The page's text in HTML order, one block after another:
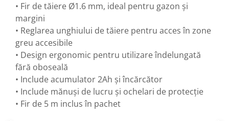
Fierăstrău circular
Flexuri
Mixere mortar
Motoare electrice
Pistoale de bătut cuie
Polizoare
Seturi aparate electrice
Testere electrice
• Fir de tăiere Ø1.6 mm, ideal pentru gazon și
margini
• Reglarea unghiului de tăiere pentru acces în zone
greu accesibile
• Design ergonomic pentru utilizare îndelungată
fără oboseală
• Include acumulator 2Ah și încărcător
• Include mănuși de lucru și ochelari de protecție
• Fir de 5 m inclus în pachet